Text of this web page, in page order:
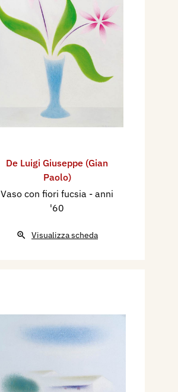
De Luigi Giuseppe (Gian
Paolo)
Vaso con fiori fucsia - anni
'60
Visualizza scheda